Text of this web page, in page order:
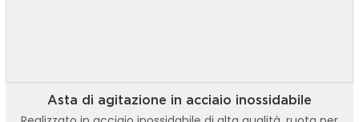
Asta di agitazione in acciaio inossidabile